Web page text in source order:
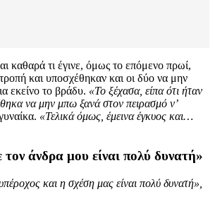
καθαρά τι έγινε, όμως το επόμενο πρωί,
και υποσχέθηκαν και οι δύο να μην
εκείνο το βράδυ. «Το ξέχασα, είπα ότι ήταν
να μην μπω ξανά στον πειρασμό ν’
«Τελικά όμως, έμεινα έγκυος και…
άνδρα μου είναι πολύ δυνατή»
και η σχέση μας είναι πολύ δυνατή»,